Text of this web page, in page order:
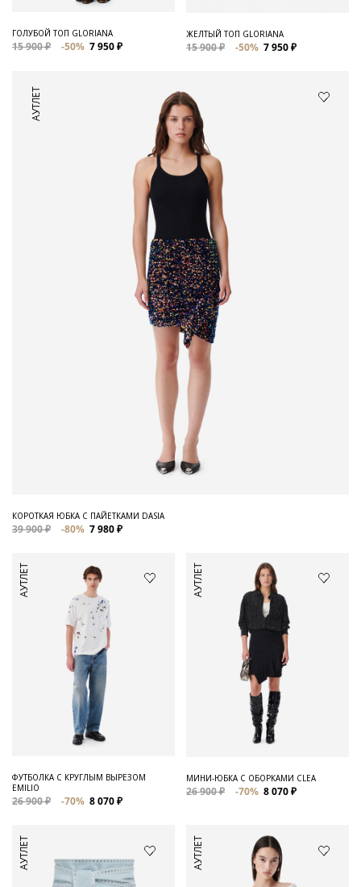
ГОЛУБОЙ ТОП GLORIANA
15 900 ₽ -50% 7 950 ₽
ЖЕЛТЫЙ ТОП GLORIANA
15 900 ₽ -50% 7 950 ₽
АУТЛЕТ
КОРОТКАЯ ЮБКА С ПАЙЕТКАМИ DASIA
39 900 ₽ -80% 7 980 ₽
АУТЛЕТ
ФУТБОЛКА С КРУГЛЫМ ВЫРЕЗОМ
EMILIO
26 900 ₽ -70% 8 070 ₽
АУТЛЕТ
МИНИ-ЮБКА С ОБОРКАМИ CLEA
26 900 ₽ -70% 8 070 ₽
АУТЛЕТ АУТЛЕТ